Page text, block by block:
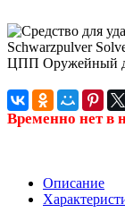
Временно нет в
Описание